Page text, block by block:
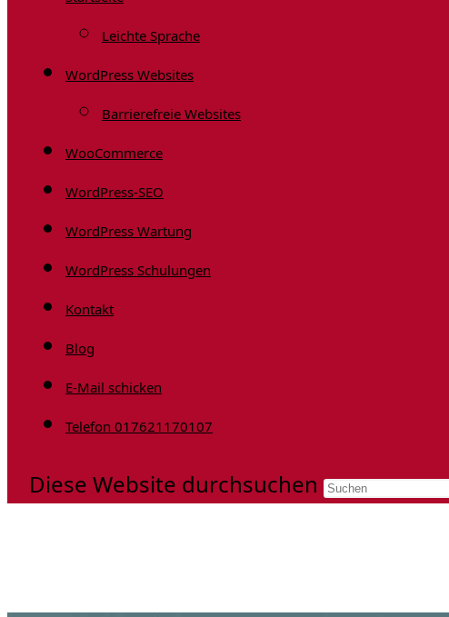
Leichte Sprache
WordPress Websites
Barrierefreie Websites
WooCommerce
WordPress-SEO
WordPress Wartung
WordPress Schulungen
Kontakt
Blog
E-Mail schicken
Telefon 017621170107
Diese Website durchsuchen